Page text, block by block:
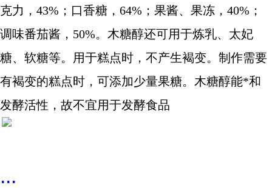
克力，43%；口香糖，64%；果酱、果冻，40%；
调味番茄酱，50%。木糖醇还可用于炼乳、太妃
糖、软糖等。用于糕点时，不产生褐变。制作需要
有褐变的糕点时，可添加少量果糖。木糖醇能*和
发酵活性，故不宜用于发酵食品
...